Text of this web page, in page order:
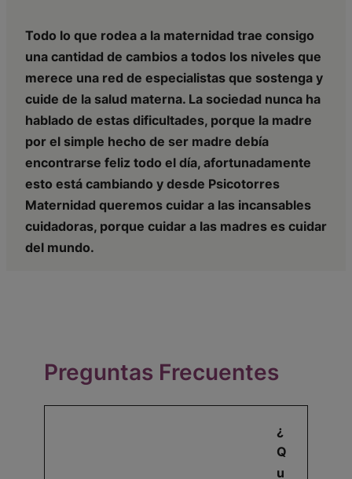
Todo lo que rodea a la maternidad trae consigo
una cantidad de cambios a todos los niveles que
merece una red de especialistas que sostenga y
cuide de la salud materna. La sociedad nunca ha
hablado de estas dificultades, porque la madre
por el simple hecho de ser madre debía
encontrarse feliz todo el día, afortunadamente
esto está cambiando y desde Psicotorres
Maternidad queremos cuidar a las incansables
cuidadoras, porque cuidar a las madres es cuidar
del mundo.
Preguntas Frecuentes
¿
Q
u